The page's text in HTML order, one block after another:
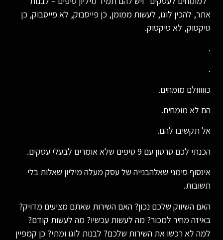
אתר, להכין לוגו, לעשות ממומן, כן פייסבוק, לא פייסבוק, כן
טיקטוק, לא טיקטוק.
.
.
כווווולם מומחים.
הם לא מומחים.
אל תקשיבו להם.
הכנתי לכם סרטון עם 9 טיפים שלא אומרים לבעלי עסקים.
אינסוף סימני שאלהבנייה של עסק מעלה מיליון שאלות בלי
תשובות.
האם השיווק שלכם נכון? האם השירות שאתם מציעים מדויק?
באיזה מחיר למכור? מה לעשות עכשיו? מה לעשות קודם?
למה לא רכשו את השירות שלכם? לבנות לוגו ומתי? כן קמפיין